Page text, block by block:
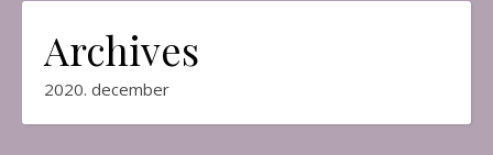
Archives
2020. december